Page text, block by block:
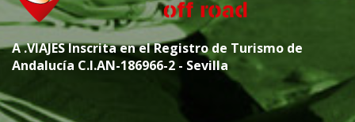
A.VIAJESInscrita en el Registro de Turismo de
Andalucía C.I.AN-186966-2 - Sevilla